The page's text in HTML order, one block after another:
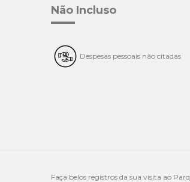
Não Incluso
Despesas pessoais não citadas
Faça belos registros da sua visita ao